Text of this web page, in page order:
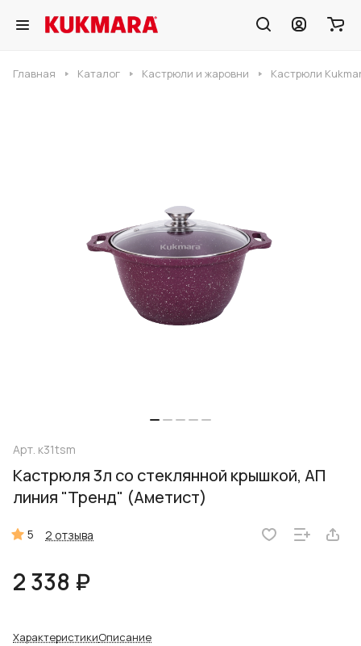
Главная Каталог Кастрюли и жаровни Кастрюли
Арт. к31tsm
Кастрюля 3л со стеклянной крышкой, АП
линия "Тренд" (Аметист)
5 2 отзыва
2 338 ₽
ХарактеристикиОписание